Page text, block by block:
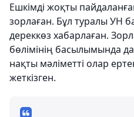
Ешкімді жоқты
зорлаған. Бұл туралы УН
дереккөз хабарлаған.
бөлімінің басылымында
нақты мәліметті олар
жеткізген.